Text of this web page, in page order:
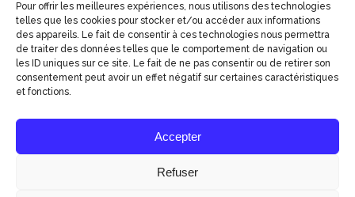
Pour offrir les meilleures expériences, nous utilisons des technologies
telles que les cookies pour stocker et/ou accéder aux informations
des appareils. Le fait de consentir à ces technologies nous permettra
de traiter des données telles que le comportement de navigation ou
les ID uniques sur ce site. Le fait de ne pas consentir ou de retirer son
consentement peut avoir un effet négatif sur certaines caractéristiques
et fonctions.
Accepter
Refuser
2023© ART ZOYD STUDIOS - COMM' DE
BIEN ENTENDU